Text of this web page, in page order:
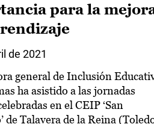
para la
de 2021
general de Inclusión
ha asistido a las jornadas
en el CEIP ‘San
de Talavera de la Reina